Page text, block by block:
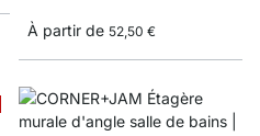
À partir de 52,50 €